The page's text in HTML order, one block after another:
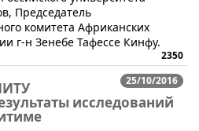
Председатель
комитета Африканских
г-н Зенебе Тафессе Кинфу.
2350
25/10/2016
исследований